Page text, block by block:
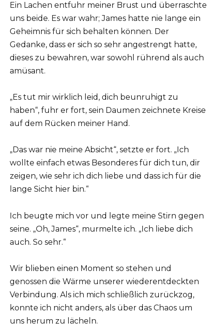
Ein Lachen entfuhr meiner Brust und überraschte
uns beide. Es war wahr; James hatte nie lange ein
Geheimnis für sich behalten können. Der
Gedanke, dass er sich so sehr angestrengt hatte,
dieses zu bewahren, war sowohl rührend als auch
amüsant.
„Es tut mir wirklich leid, dich beunruhigt zu
haben“, fuhr er fort, sein Daumen zeichnete Kreise
auf dem Rücken meiner Hand.
„Das war nie meine Absicht“, setzte er fort. „Ich
wollte einfach etwas Besonderes für dich tun, dir
zeigen, wie sehr ich dich liebe und dass ich für die
lange Sicht hier bin.“
Ich beugte mich vor und legte meine Stirn gegen
seine. „Oh, James“, murmelte ich. „Ich liebe dich
auch. So sehr.“
Wir blieben einen Moment so stehen und
genossen die Wärme unserer wiederentdeckten
Verbindung. Als ich mich schließlich zurückzog,
konnte ich nicht anders, als über das Chaos um
uns herum zu lächeln.